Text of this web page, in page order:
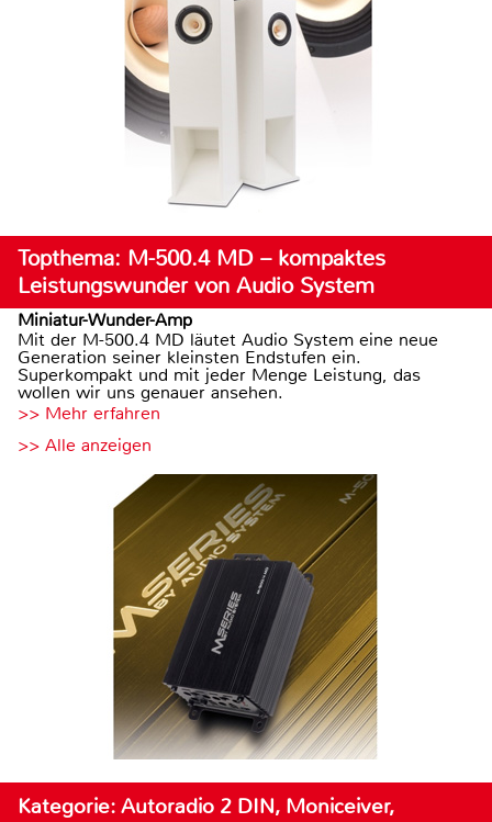
Topthema: M-500.4 MD – kompaktes
Leistungswunder von Audio System
Miniatur-Wunder-Amp
Mit der M-500.4 MD läutet Audio System eine neue
Generation seiner kleinsten Endstufen ein.
Superkompakt und mit jeder Menge Leistung, das
wollen wir uns genauer ansehen.
>> Mehr erfahren
>> Alle anzeigen
Kategorie: Autoradio 2 DIN, Moniceiver,